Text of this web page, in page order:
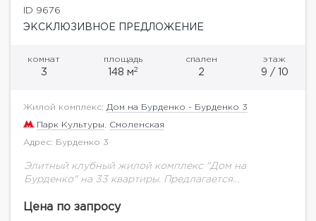
ID 9676
ЭКСКЛЮЗИВНОЕ ПРЕДЛОЖЕНИЕ
комнат
3
площадь
148 м2
спален
2
этаж
9 / 10
Жилой комплекс: Дом на Бурденко - Бурденко 3
Парк Культуры Смоленская
Адрес: Бурденко 3
Элитный клубный жилой комплекс "Дом на
Бурденко" на 33 квартиры. Предлагается
видами на сити и набережную.Квартира светлая,
Цена по запросу